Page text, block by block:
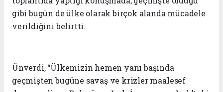
gibi bugün de ülke olarak birçok alanda mücadele
verildiğini belirtti.
Ünverdi, “Ülkemizin hemen yanı başında
geçmişten bugüne savaş ve krizler maalesef